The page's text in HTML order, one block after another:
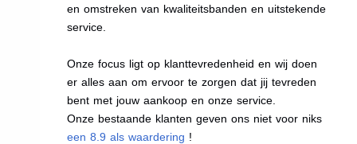
en omstreken van kwaliteitsbanden en uitstekende
service.
Onze focus ligt op klanttevredenheid en wij doen
er alles aan om ervoor te zorgen dat jij tevreden
bent met jouw aankoop en onze service.
Onze bestaande klanten geven ons niet voor niks
een 8.9 als waardering !